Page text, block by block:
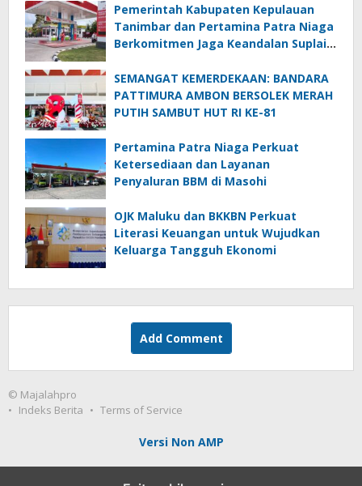
Pemerintah Kabupaten Kepulauan
Tanimbar dan Pertamina Patra Niaga
Berkomitmen Jaga Keandalan Suplai
SEMANGAT KEMERDEKAAN: BANDARA
PATTIMURA AMBON BERSOLEK MERAH
PUTIH SAMBUT HUT RI KE-81
Pertamina Patra Niaga Perkuat
Ketersediaan dan Layanan
Penyaluran BBM di Masohi
OJK Maluku dan BKKBN Perkuat
Literasi Keuangan untuk Wujudkan
Keluarga Tangguh Ekonomi
Add Comment
© Majalahpro
Indeks Berita
Terms of Service
Versi Non AMP